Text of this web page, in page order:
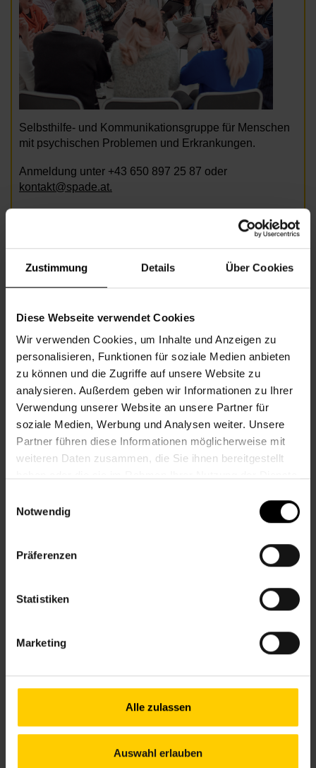
Zustimmung Details Über Cookies
Diese Webseite verwendet Cookies
Wir verwenden Cookies, um Inhalte und Anzeigen zu
personalisieren, Funktionen für soziale Medien anbieten
zu können und die Zugriffe auf unsere Website zu
analysieren. Außerdem geben wir Informationen zu Ihrer
Verwendung unserer Website an unsere Partner für
soziale Medien, Werbung und Analysen weiter. Unsere
Partner führen diese Informationen möglicherweise mit
weiteren Daten zusammen, die Sie ihnen bereitgestellt
Notwendig
Präferenzen
Statistiken
Marketing
Alle zulassen
Auswahl erlauben
Selbsthilfe- und Kommunikationsgruppe für Menschen
mit psychischen Problemen und Erkrankungen.
Anmeldung unter +43 650 897 25 87 oder
kontakt@spade.at.
20.30
Veranstalter Nachbarschaftszentrum 12
NACHBARSCHAFTSZENTRUM 12
12., Am Schöpfwerk 31/3/R1, Im Hof hinter der
+43 1 512 36 61-3450
nachbarschaftszentren.wien
U6, 16A – Am Schöpfwerk
10.00–12.00 & 13.00–16.00 Uhr
12.00–17.00 Uhr